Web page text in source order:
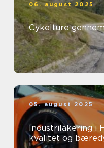
06. august 2025
Cykelture
05. august 2025
Industrilakering i
kvalitet og